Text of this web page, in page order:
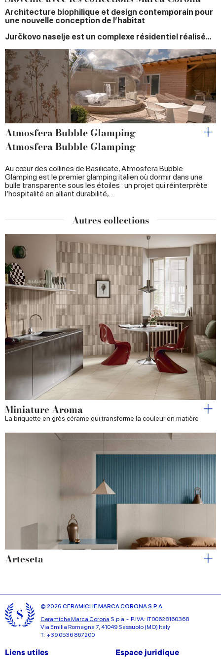
Architecture biophilique et design contemporain pour
une nouvelle conception de l’habitat
Jurčkovo naselje est un complexe résidentiel réalisé…
Atmosfera Bubble Glamping
Atmosfera Bubble Glamping
Au cœur des collines de Basilicate, Atmosfera Bubble
Glamping est le premier glamping italien où dormir dans une
bulle transparente sous les étoiles : un projet qui réinterprète
l’hospitalité en alliant durabilité,…
Autres collections
Miniature Aroma
La briquette en grès cérame qui transforme la couleur en matière
Arteseta
© 2026 CERAMICHE MARCA CORONA S.P.A.
Ceramiche Marca Corona S.p.a. - P.IVA: IT00628160368
Via Emilia Romagna 7, 41049 Sassuolo (MO) Italy
T: +39 0536 867200
Liens utiles Espace juridique